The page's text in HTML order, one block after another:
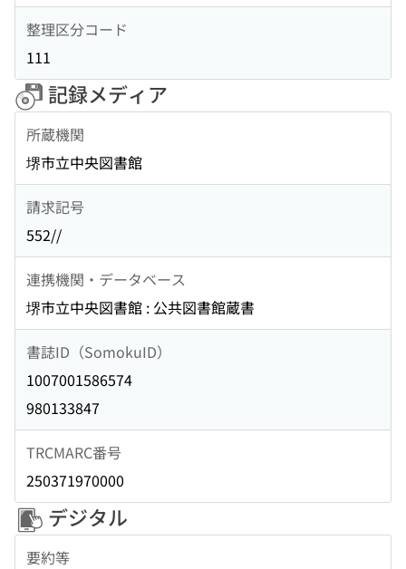
整理区分コード
111
記録メディア
所蔵機関
堺市立中央図書館
請求記号
552//
連携機関・データベース
堺市立中央図書館 : 公共図書館蔵書
書誌ID（SomokuID）
1007001586574
980133847
TRCMARC番号
250371970000
デジタル
要約等